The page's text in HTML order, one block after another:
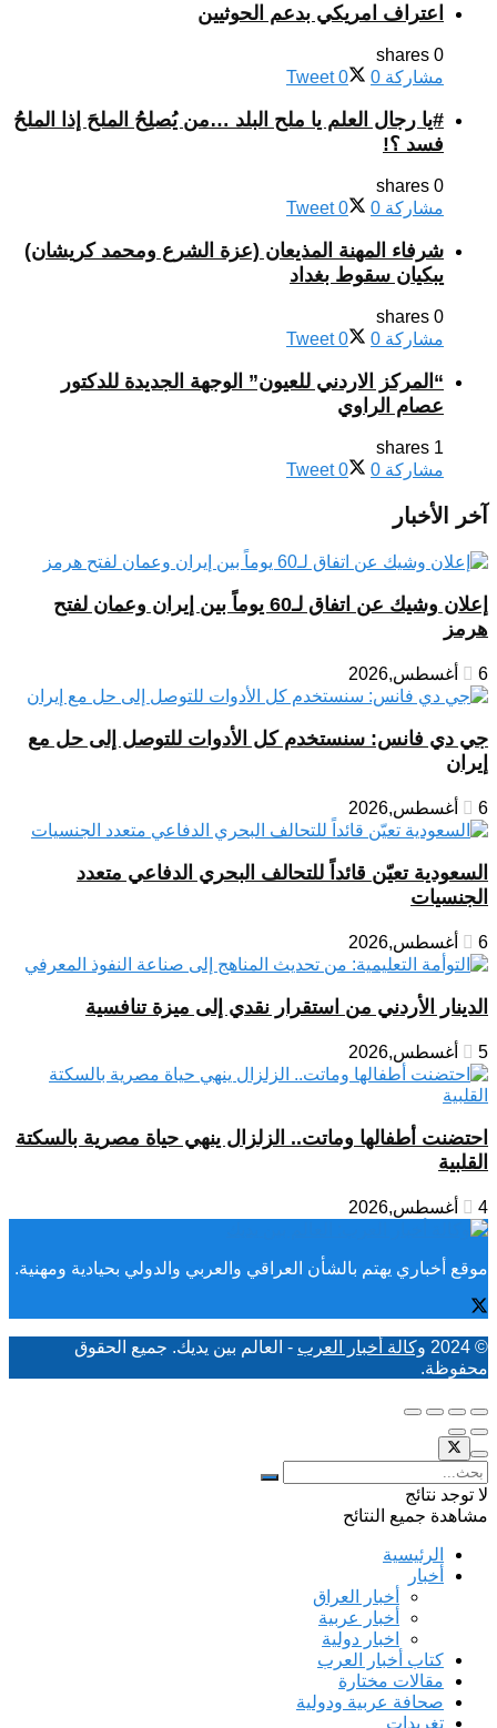
اعتراف امريكي بدعم الحوثيين
0 shares
مشاركة 0
Tweet 0
#يا رجال العلم يا ملح البلد …من يُصلِحُ الملحَ إذا الملحُ
فسد ؟!
0 shares
مشاركة 0
Tweet 0
شرفاء المهنة المذيعان (عزة الشرع ومحمد كريشان)
يبكيان سقوط بغداد
0 shares
مشاركة 0
Tweet 0
“المركز الاردني للعيون” الوجهة الجديدة للدكتور
عصام الراوي
1 shares
مشاركة 0
Tweet 0
آخر الأخبار
إعلان وشيك عن اتفاق لـ60 يوماً بين إيران وعمان لفتح
هرمز
6 أغسطس,2026
جي دي فانس: سنستخدم كل الأدوات للتوصل إلى حل مع
إيران
6 أغسطس,2026
السعودية تعيّن قائداً للتحالف البحري الدفاعي متعدد
الجنسيات
6 أغسطس,2026
الدينار الأردني من استقرار نقدي إلى ميزة تنافسية
5 أغسطس,2026
احتضنت أطفالها وماتت.. الزلزال ينهي حياة مصرية بالسكتة
القلبية
4 أغسطس,2026
موقع أخباري يهتم بالشأن العراقي والعربي والدولي بحيادية ومهنية.
© 2024 وكالة أخبار العرب - العالم بين يديك. جميع الحقوق
محفوظة.
لا توجد نتائج
مشاهدة جميع النتائح
الرئيسية
أخبار
أخبار العراق
أخبار عربية
اخبار دولية
كتاب أخبار العرب
مقالات مختارة
صحافة عربية ودولية
تغريدات